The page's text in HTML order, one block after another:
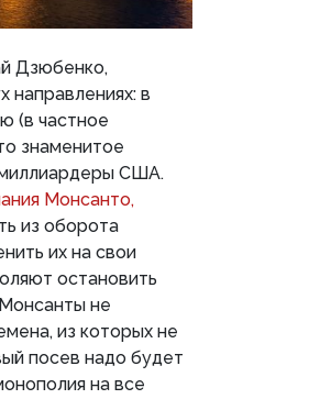
Дзюбенко,
направлениях: в
(в частное
знаменитое
миллиардеры США.
Монсанто,
из оборота
их на свои
остановить
не
из которых не
посев надо будет
на все